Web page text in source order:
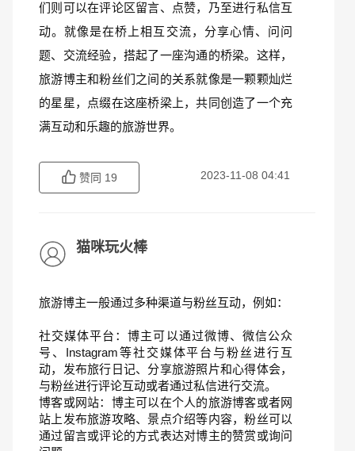
们则可以在评论区留言、点赞，乃至进行私信互
动。就像是在桥上相互交流，分享心情、问问
题、交流经验，搭起了一座沟通的桥梁。这样，
旅游博主和粉丝们之间的关系就像是一颗颗灿烂
的星星，点缀在这座桥梁上，共同创造了一个充
满互动和乐趣的旅游世界。
赞同 19 2023-11-08 04:41
猫咪玩火棒
旅游博主一般通过多种渠道与粉丝互动，例如：
社交媒体平台：博主可以通过微博、微信公众
号、Instagram等社交媒体平台与粉丝进行互
动，发布旅行日记、分享旅游照片和心得体会，
与粉丝进行评论互动或者通过私信进行交流。
博客或网站：博主可以在个人的旅游博客或者网
站上发布旅游攻略、景点介绍等内容，粉丝可以
通过留言或评论的方式表达对博主的赞赏或询问